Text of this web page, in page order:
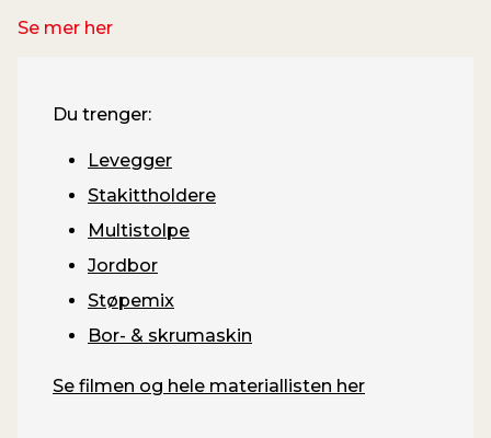
Se mer her
Du trenger:
Levegger
Stakittholdere
Multistolpe
Jordbor
Støpemix
Bor- & skrumaskin
Se filmen og hele materiallisten her